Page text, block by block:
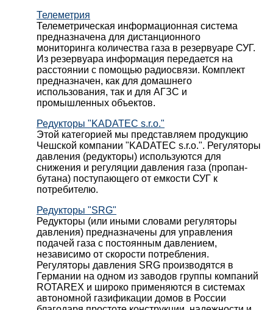
Телеметрия
Телеметрическая информационная система
предназначена для дистанционного
мониторинга количества газа в резервуаре СУГ.
Из резервуара информация передается на
расстоянии с помощью радиосвязи. Комплект
предназначен, как для домашнего
использования, так и для АГЗС и
промышленных объектов.
Редукторы "KADATEC s.r.o."
Этой категорией мы представляем продукцию
Чешской компании "KADATEC s.r.o.". Регуляторы
давления (редукторы) используются для
снижения и регуляции давления газа (пропан-
бутана) поступающего от емкости СУГ к
потребителю.
Редукторы "SRG"
Редукторы (или иными словами регуляторы
давления) предназначены для управления
подачей газа с постоянным давлением,
независимо от скорости потребления.
Регуляторы давления SRG производятся в
Германии на одном из заводов группы компаний
ROTAREX и широко применяются в системах
автономной газификации домов в России